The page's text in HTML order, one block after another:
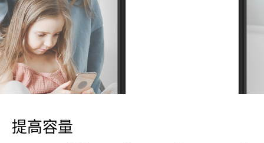
提高容量